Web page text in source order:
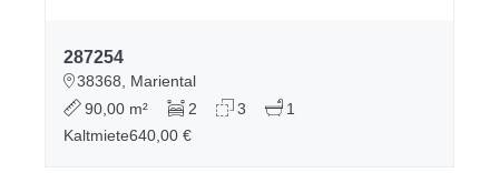
287254
38368, Mariental
90,00 m²
2 3
1
Kaltmiete640,00 €